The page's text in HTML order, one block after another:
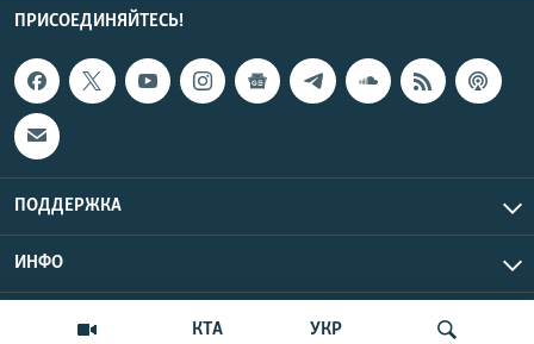
КТА УКР
ПРИСОЕДИНЯЙТЕСЬ!
ПОДДЕРЖКА
ИНФО
Copyright Крым.Реалии, 2026 | Все права защищены.
UTC+3